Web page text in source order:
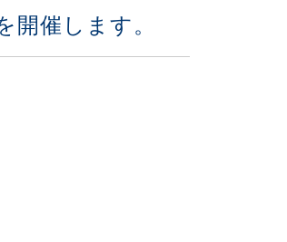
催します。